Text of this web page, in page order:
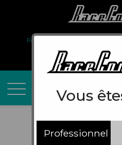
PARTENARIAT
COMPTE
Vous
Professionnel